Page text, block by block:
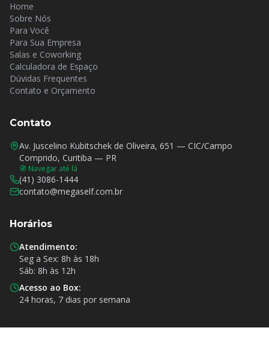
Home
Sobre Nós
Para Você
Para Sua Empresa
Salas e Coworking
Calculadora de Espaço
Dúvidas Frequentes
Contato e Orçamento
Contato
Av. Juscelino Kubitschek de Oliveira, 651 — CIC/Campo
Comprido, Curitiba — PR
🧭 Navegar até lá
(41) 3086-1444
contato@megaself.com.br
Horários
Atendimento:
Seg a Sex: 8h às 18h
Sáb: 8h às 12h
Acesso ao Box:
24 horas, 7 dias por semana